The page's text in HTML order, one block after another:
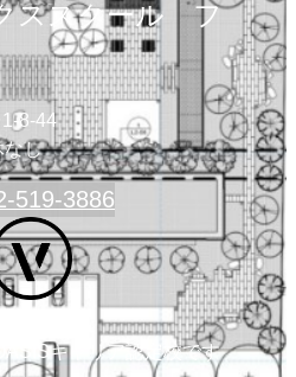
ススクール フ
8-44
なし
519-3886
キャリア認定校です